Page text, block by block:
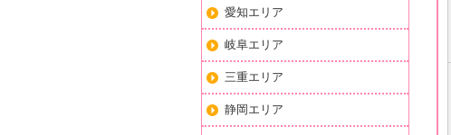
愛知エリア
岐阜エリア
三重エリア
静岡エリア